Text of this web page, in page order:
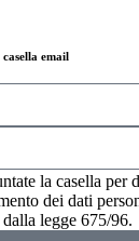
email
la casella per
dei dati
legge 675/96.